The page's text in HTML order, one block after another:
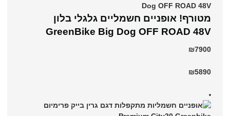
מטורף! אופניים חשמליים גלגלי בלון
GreenBike Big Dog OFF ROAD 48V
₪7900
₪5890